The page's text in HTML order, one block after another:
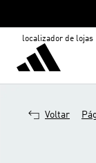
localizador de lojas
Voltar